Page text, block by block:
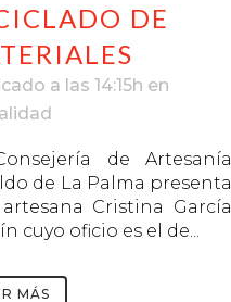
DE
a las 14:15h en
de Artesanía
de La Palma presenta
Cristina García
cuyo oficio es el de...
MÁS